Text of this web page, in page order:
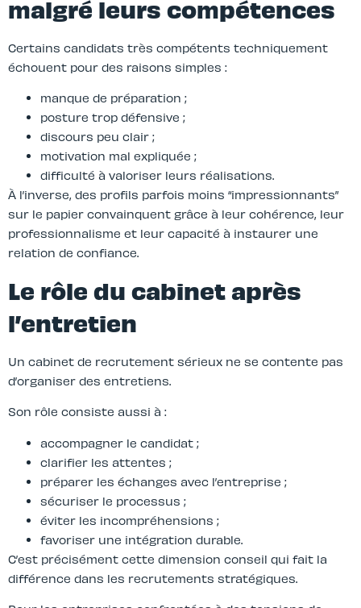
malgré leurs compétences
Certains candidats très compétents techniquement
échouent pour des raisons simples :
manque de préparation ;
posture trop défensive ;
discours peu clair ;
motivation mal expliquée ;
difficulté à valoriser leurs réalisations.
À l’inverse, des profils parfois moins “impressionnants”
sur le papier convainquent grâce à leur cohérence, leur
professionnalisme et leur capacité à instaurer une
relation de confiance.
Le rôle du cabinet après
l’entretien
Un cabinet de recrutement sérieux ne se contente pas
d’organiser des entretiens.
Son rôle consiste aussi à :
accompagner le candidat ;
clarifier les attentes ;
préparer les échanges avec l’entreprise ;
sécuriser le processus ;
éviter les incompréhensions ;
favoriser une intégration durable.
C’est précisément cette dimension conseil qui fait la
différence dans les recrutements stratégiques.